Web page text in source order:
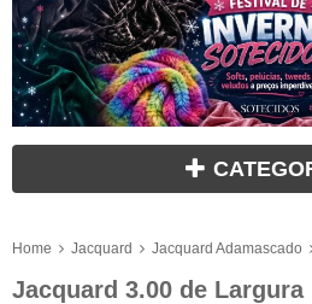
Home Jacquard Jacquard Adamascado
Jacquard 3.00 de Largura